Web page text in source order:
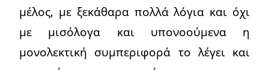
μέλος, με ξεκάθαρα πολλά λόγια και όχι
με μισόλογα και υπονοούμενα η
μονολεκτική συμπεριφορά το λέγει και